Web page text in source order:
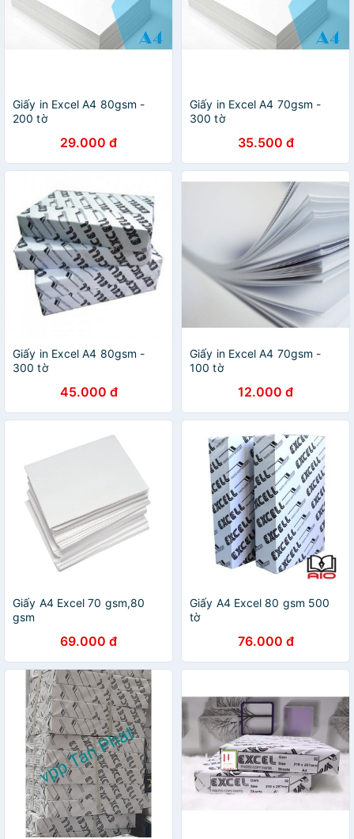
Giấy in Excel A4 80gsm -
200 tờ
29.000 đ
Giấy in Excel A4 70gsm -
300 tờ
35.500 đ
Giấy in Excel A4 80gsm -
300 tờ
45.000 đ
Giấy in Excel A4 70gsm -
100 tờ
12.000 đ
Giấy A4 Excel 70 gsm,80
gsm
69.000 đ
Giấy A4 Excel 80 gsm 500
tờ
76.000 đ